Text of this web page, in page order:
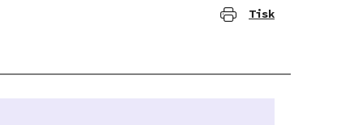
Tisk